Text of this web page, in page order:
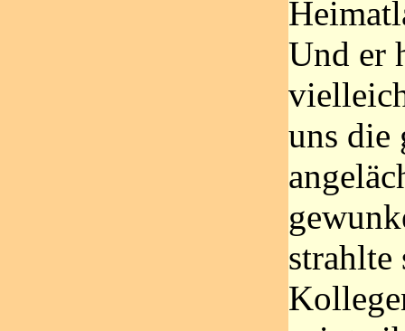
Und er
uns die
strahlte